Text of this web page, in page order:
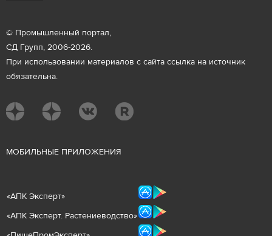
© Промышленный портал,
СД Групп, 2006-2026.
При использовании материалов с сайта ссылка на источник
обязательна.
МОБИЛЬНЫЕ ПРИЛОЖЕНИЯ
«АПК Эксперт»
«АПК Эксперт. Растениеводство»